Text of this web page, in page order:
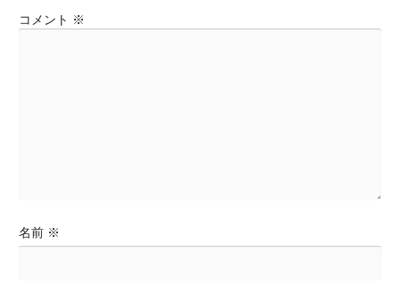
シ
ョ
コメント ※
名前 ※